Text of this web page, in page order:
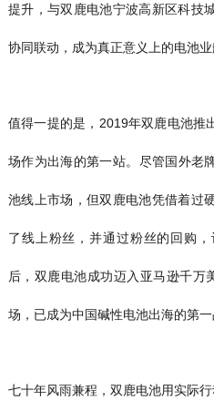
提升，与双鹿电池宁波高新区科技
协同联动，成为真正意义上的电池业
值得一提的是，2019年双鹿电池推
场作为出海的第一站。尽管国外老
池线上市场，但双鹿电池凭借着过
了线上粉丝，并通过粉丝的回购
后，双鹿电池成功迈入亚马逊千万
场，已成为中国碱性电池出海的第一
七十年风雨兼程，双鹿电池用实际